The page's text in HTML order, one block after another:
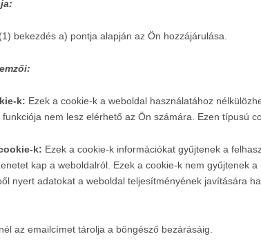
bekezdés a) pontja alapján az Ön hozzájárulása.
k: Ezek a cookie-k a weboldal használatához
nem lesz elérhető az Ön számára. Ezen típusú
k: Ezek a cookie-k információkat gyűjtenek a
kap a weboldalról. Ezek a cookie-k nem gyűjtenek
nyert adatokat a weboldal teljesítményének javítására
az emailcímet tárolja a böngésző bezárásáig.